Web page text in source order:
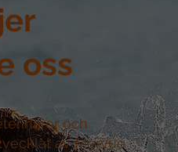
oss
och
av Mervue